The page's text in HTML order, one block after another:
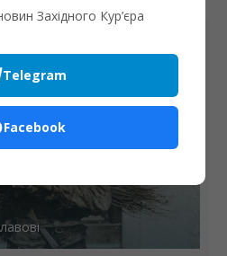
Західного Кур’єра
Telegram
Facebook